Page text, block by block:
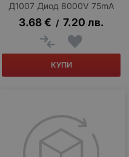
Д1007 Диод 8000V 75mA
3.68 € / 7.20 лв.
КУПИ